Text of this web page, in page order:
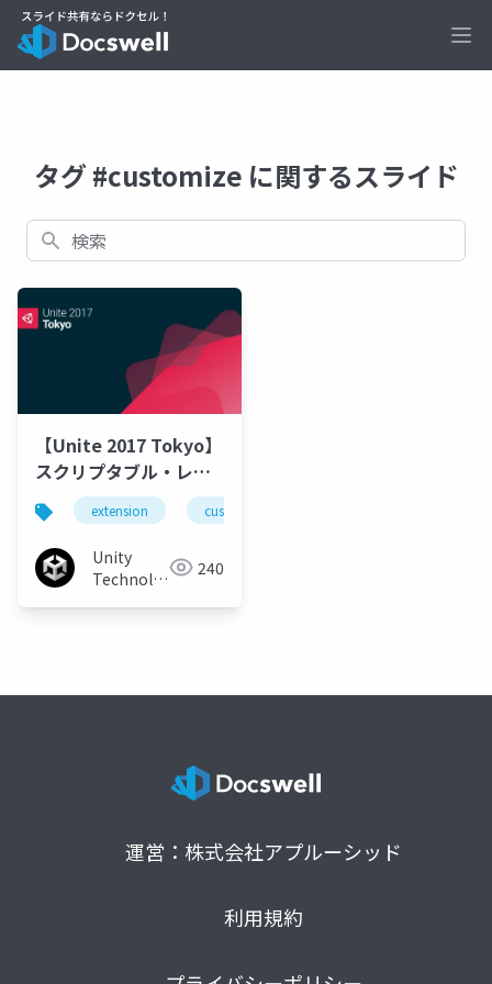
タグ #customize に関するスライド
検索
【Unite 2017 Tokyo】
スクリプタブル・レン
ダーパイプラインのカ
スタマイズと拡張
extension customize
Unity
Technologies 240
運営：株式会社アプルーシッド
利用規約